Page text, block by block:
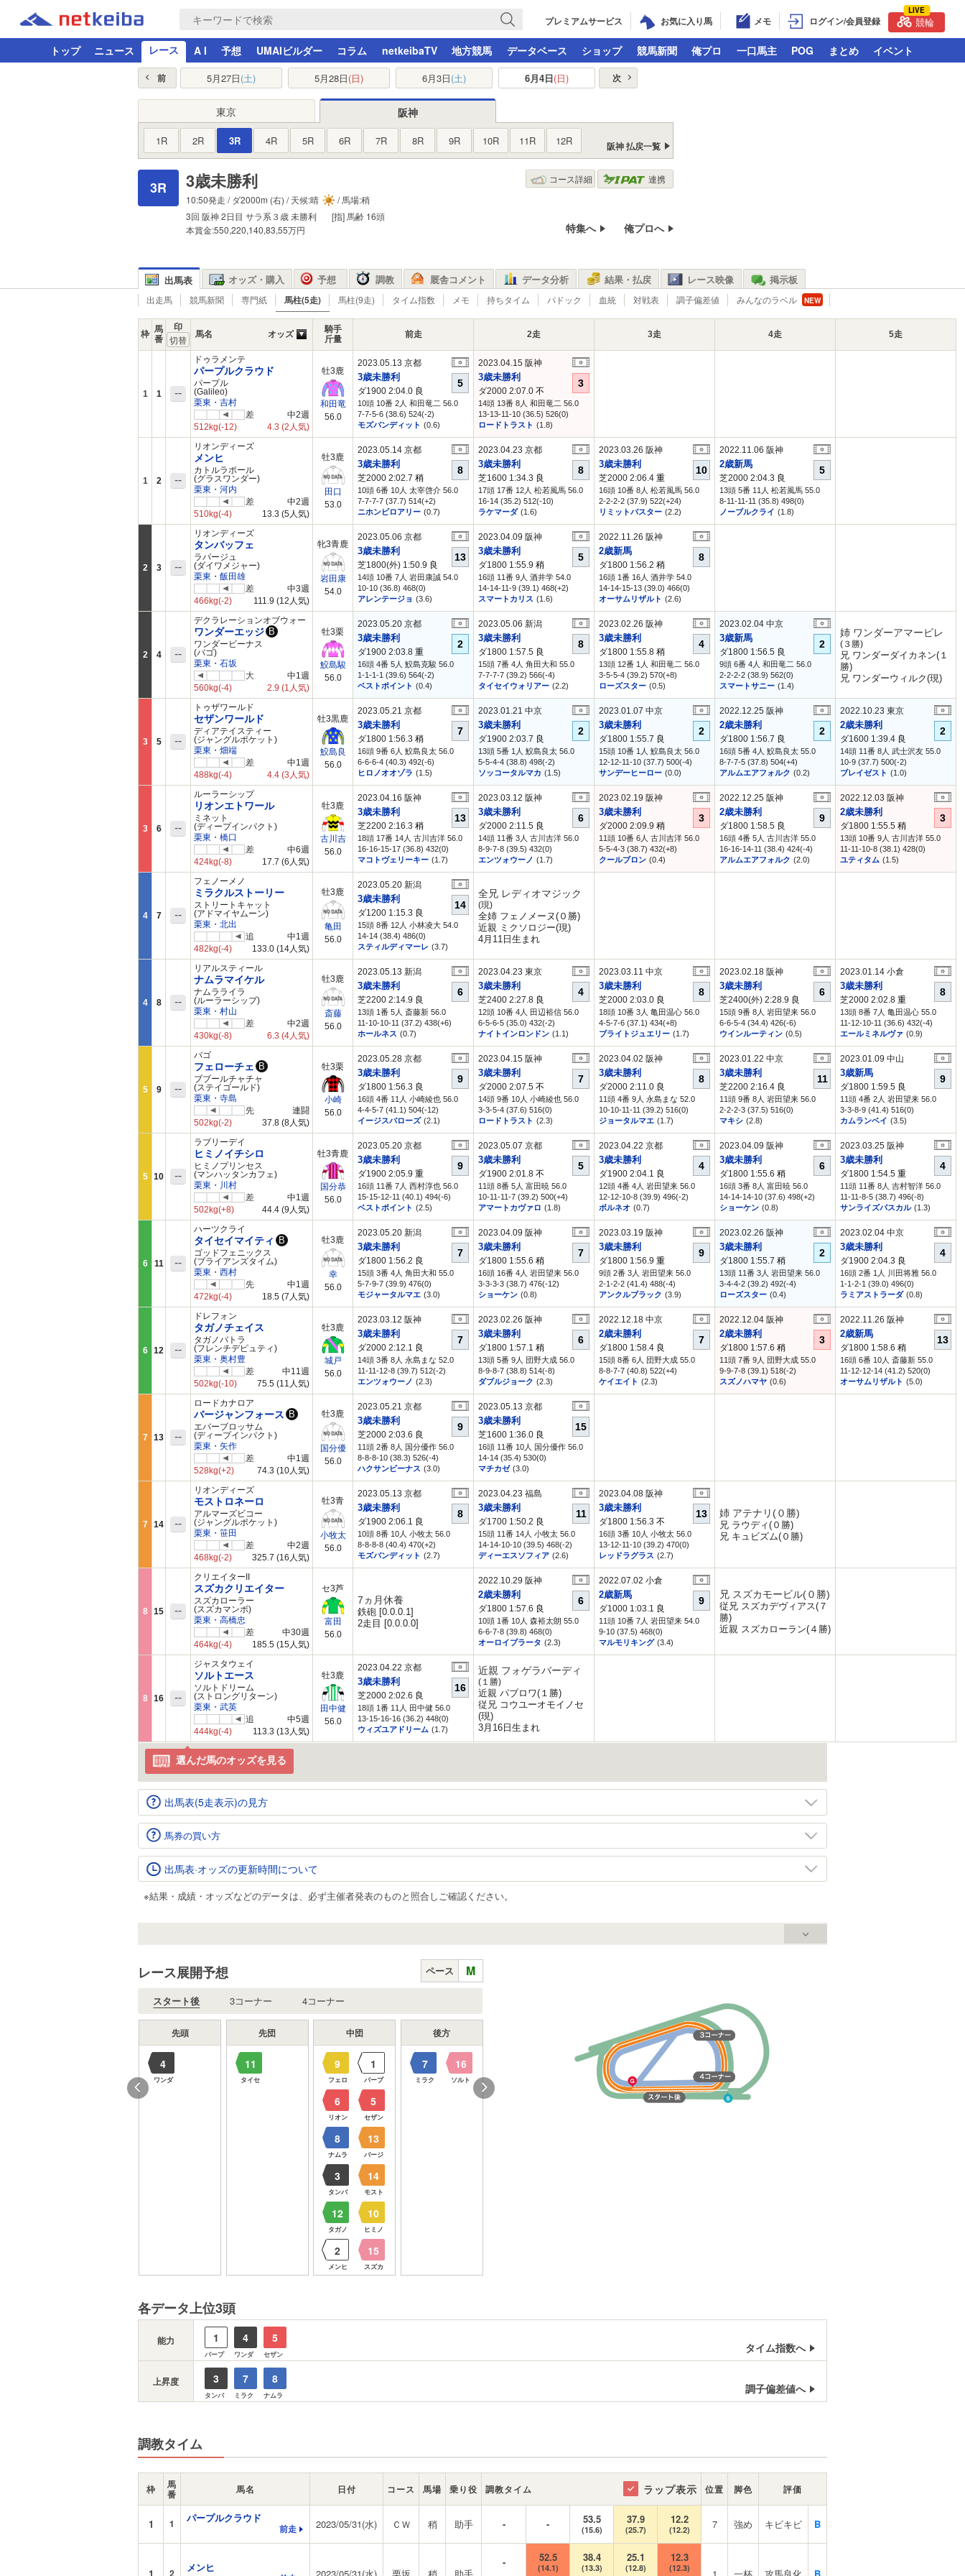
プレミアムサービス お気に入り馬 メモ ログイン/会員登録
LIVE
競輪
トップ ニュース レース A I 予想 UMAIビルダー コラム netkeibaTV 地方競馬 データベース ショップ 競馬新聞 俺プロ 一口馬主 POG まとめ イベント
前 5月27日(土) 5月28日(日) 6月3日(土) 6月4日(日) 次
東京 阪神
1R 2R 3R 4R 5R 6R 7R 8R 9R 10R 11R 12R
3R 3歳未勝利
10:50発走 /ダ2000m (右) / 天候:晴
/ 馬場:稍
3回 阪神2日目 サラ系３歳未勝利 [指] 馬齢 16頭
本賞金:550,220,140,83,55万円
阪神 払戻一覧
コース詳細 連携
特集へ 俺プロへ
出馬表 オッズ・購入 予想 調教 厩舎コメント データ分析 結果・払戻 レース映像 掲示板
出走馬 競馬新聞 専門紙 馬柱(5走) 馬柱(9走) タイム指数 メモ 持ちタイム パドック 血統 対戦表 調子偏差値 みんなのラベル
枠 馬
番
印
馬名 オッズ
騎手
斤量
前走 2走 3走 4走 5走
1 1 --
ドゥラメンテ
パープルクラウド
パープル
(Galileo)
栗東・吉村
差
中2週
512kg(-12) 4.3 (2人気)
牡3鹿
和田竜
56.0
2023.05.13 京都
5
3歳未勝利
ダ1900 2:04.0 良
10頭 10番 2人 和田竜二 56.0
7-7-5-6 (38.6) 524(-2)
モズバンディット (0.6)
2023.04.15 阪神
3
3歳未勝利
ダ2000 2:07.0 不
14頭 13番 8人 和田竜二 56.0
13-13-11-10 (36.5) 526(0)
ロードトラスト (1.8)
1 2 --
リオンディーズ
メンヒ
カトルラポール
(グラスワンダー)
栗東・河内
差
中2週
510kg(-4) 13.3 (5人気)
牡3鹿
田口
53.0
2023.05.14 京都
8
3歳未勝利
芝2000 2:02.7 稍
10頭 6番 10人 太宰啓介 56.0
7-7-7-7 (37.7) 514(+2)
ニホンピロアリー (0.7)
2023.04.23 京都
8
3歳未勝利
芝1600 1:34.3 良
17頭 17番 12人 松若風馬 56.0
16-14 (35.2) 512(-10)
ラケマーダ (1.6)
2023.03.26 阪神
10
3歳未勝利
芝2000 2:06.4 重
16頭 10番 8人 松若風馬 56.0
2-2-2-2 (37.9) 522(+24)
リミットバスター (2.2)
2022.11.06 阪神
5
2歳新馬
芝2000 2:04.3 良
13頭 5番 11人 松若風馬 55.0
8-11-11-11 (35.8) 498(0)
ノーブルクライ (1.8)
2 3 --
リオンディーズ
タンバッフェ
ラパージュ
(ダイワメジャー)
栗東・飯田雄
差
中3週
466kg(-2) 111.9 (12人気)
牝3青鹿
岩田康
54.0
2023.05.06 京都
13
3歳未勝利
芝1800(外) 1:50.9 良
14頭 10番 7人 岩田康誠 54.0
10-10 (36.8) 468(0)
アレンテージョ (3.6)
2023.04.09 阪神
5
3歳未勝利
ダ1800 1:55.9 稍
16頭 11番 9人 酒井学 54.0
14-14-11-9 (39.1) 468(+2)
スマートカリス (1.6)
2022.11.26 阪神
8
2歳新馬
ダ1800 1:56.2 稍
16頭 1番 16人 酒井学 54.0
14-14-15-13 (39.0) 466(0)
オーサムリザルト (2.6)
2 4 --
デクラレーションオブウォー
ワンダーエッジ B
ワンダービーナス
(バゴ)
栗東・石坂
大
中1週
560kg(-4) 2.9 (1人気)
牡3栗
鮫島駿
56.0
2023.05.20 京都
2
3歳未勝利
ダ1900 2:03.8 重
16頭 4番 5人 鮫島克駿 56.0
1-1-1-1 (39.6) 564(-2)
ベストポイント (0.4)
2023.05.06 新潟
8
3歳未勝利
ダ1800 1:57.5 良
15頭 7番 4人 角田大和 55.0
7-7-7-7 (39.2) 566(-4)
タイセイウォリアー (2.2)
2023.02.26 阪神
4
3歳未勝利
ダ1800 1:55.8 稍
13頭 12番 1人 和田竜二 56.0
3-5-5-4 (39.2) 570(+8)
ローズスター (0.5)
2023.02.04 中京
2
3歳新馬
ダ1800 1:56.5 良
9頭 6番 4人 和田竜二 56.0
2-2-2-2 (38.9) 562(0)
スマートサニー (1.4)
姉 ワンダーアマービレ
(３勝)
兄 ワンダーダイカネン(１
勝)
兄 ワンダーウィルク(現)
3 5 --
トゥザワールド
セザンワールド
ディアテイスティー
(ジャングルポケット)
栗東・畑端
差
中1週
488kg(-4) 4.4 (3人気)
牡3黒鹿
鮫島良
56.0
2023.05.21 京都
7
3歳未勝利
ダ1800 1:56.3 稍
16頭 9番 6人 鮫島良太 56.0
6-6-6-4 (40.3) 492(-6)
ヒロノオオゾラ (1.5)
2023.01.21 中京
2
3歳未勝利
ダ1900 2:03.7 良
13頭 5番 1人 鮫島良太 56.0
5-5-4-4 (38.8) 498(-2)
ソッコータルマカ (1.5)
2023.01.07 中京
2
3歳未勝利
ダ1800 1:55.7 良
15頭 10番 1人 鮫島良太 56.0
12-12-11-10 (37.7) 500(-4)
サンデーヒーロー (0.0)
2022.12.25 阪神
2
2歳未勝利
ダ1800 1:56.7 良
16頭 5番 4人 鮫島良太 55.0
8-7-7-5 (37.8) 504(+4)
アルムエアフォルク (0.2)
2022.10.23 東京
2
2歳未勝利
ダ1600 1:39.4 良
14頭 11番 8人 武士沢友 55.0
10-9 (37.7) 500(-2)
ブレイゼスト (1.0)
3 6 --
ルーラーシップ
リオンエトワール
ミネット
(ディープインパクト)
栗東・橋口
差
中6週
424kg(-8) 17.7 (6人気)
牡3鹿
古川吉
56.0
2023.04.16 阪神
13
3歳未勝利
芝2200 2:16.3 稍
18頭 17番 14人 古川吉洋 56.0
16-16-15-17 (36.8) 432(0)
マコトヴェリーキー (1.7)
2023.03.12 阪神
6
3歳未勝利
ダ2000 2:11.5 良
14頭 11番 3人 古川吉洋 56.0
8-9-7-8 (39.5) 432(0)
エンツォウーノ (1.7)
2023.02.19 阪神
3
3歳未勝利
ダ2000 2:09.9 稍
11頭 10番 6人 古川吉洋 56.0
5-5-4-3 (38.7) 432(+8)
クールブロン (0.4)
2022.12.25 阪神
9
2歳未勝利
ダ1800 1:58.5 良
16頭 4番 5人 古川吉洋 55.0
16-16-14-11 (38.4) 424(-4)
アルムエアフォルク (2.0)
2022.12.03 阪神
3
2歳未勝利
ダ1800 1:55.5 稍
13頭 10番 9人 古川吉洋 55.0
11-11-10-8 (38.1) 428(0)
ユティタム (1.5)
4 7 --
フェノーメノ
ミラクルストーリー
ストリートキャット
(アドマイヤムーン)
栗東・北出
追
中1週
482kg(-4) 133.0 (14人気)
牡3鹿
亀田
56.0
2023.05.20 新潟
14
3歳未勝利
ダ1200 1:15.3 良
15頭 8番 12人 小林凌大 54.0
14-14 (38.4) 486(0)
スティルディマーレ (3.7)
全兄 レディオマジック
(現)
全姉 フェノメーヌ(０勝)
近親 ミクソロジー(現)
4月11日生まれ
4 8 --
リアルスティール
ナムラマイケル
ナムラライラ
(ルーラーシップ)
栗東・村山
差
中2週
430kg(-8) 6.3 (4人気)
牡3鹿
斎藤
56.0
2023.05.13 新潟
6
3歳未勝利
芝2200 2:14.9 良
13頭 1番 5人 斎藤新 56.0
11-10-10-11 (37.2) 438(+6)
ホールネス (0.7)
2023.04.23 東京
4
3歳未勝利
芝2400 2:27.8 良
12頭 10番 4人 田辺裕信 56.0
6-5-6-5 (35.0) 432(-2)
ナイトインロンドン (1.1)
2023.03.11 中京
8
3歳未勝利
芝2000 2:03.0 良
18頭 10番 3人 亀田温心 56.0
4-5-7-6 (37.1) 434(+8)
ブライトジュエリー (1.7)
2023.02.18 阪神
6
3歳未勝利
芝2400(外) 2:28.9 良
15頭 9番 8人 岩田望来 56.0
6-6-5-4 (34.4) 426(-6)
ウインルーティン (0.5)
2023.01.14 小倉
8
3歳未勝利
芝2000 2:02.8 重
13頭 8番 7人 亀田温心 55.0
11-12-10-11 (36.6) 432(-4)
エールミネルヴァ (0.9)
5 9 --
バゴ
フェローチェ B
ブブールチャチャ
(ステイゴールド)
栗東・寺島
先
連闘
502kg(-2) 37.8 (8人気)
牡3栗
小崎
56.0
2023.05.28 京都
9
3歳未勝利
ダ1800 1:56.3 良
16頭 4番 11人 小崎綾也 56.0
4-4-5-7 (41.1) 504(-12)
イージスバローズ (2.1)
2023.04.15 阪神
7
3歳未勝利
ダ2000 2:07.5 不
14頭 9番 10人 小崎綾也 56.0
3-3-5-4 (37.6) 516(0)
ロードトラスト (2.3)
2023.04.02 阪神
8
3歳未勝利
ダ2000 2:11.0 良
11頭 4番 9人 永島まな 52.0
10-10-11-11 (39.2) 516(0)
ジョータルマエ (1.7)
2023.01.22 中京
11
3歳未勝利
芝2200 2:16.4 良
11頭 9番 8人 岩田望来 56.0
2-2-2-3 (37.5) 516(0)
マキシ (2.8)
2023.01.09 中山
9
3歳新馬
ダ1800 1:59.5 良
11頭 4番 2人 岩田望来 56.0
3-3-8-9 (41.4) 516(0)
カムランベイ (3.5)
5 10 --
ラブリーデイ
ヒミノイチシロ
ヒミノプリンセス
(マンハッタンカフェ)
栗東・川村
差
中1週
502kg(+8) 44.4 (9人気)
牡3青鹿
国分恭
56.0
2023.05.20 京都
9
3歳未勝利
ダ1900 2:05.9 重
16頭 11番 7人 西村淳也 56.0
15-15-12-11 (40.1) 494(-6)
ベストポイント (2.5)
2023.05.07 京都
5
3歳未勝利
ダ1900 2:01.8 不
11頭 8番 5人 富田暁 56.0
10-11-11-7 (39.2) 500(+4)
アマートカヴァロ (1.8)
2023.04.22 京都
4
3歳未勝利
ダ1900 2:04.1 良
12頭 4番 4人 岩田望来 56.0
12-12-10-8 (39.9) 496(-2)
ボルネオ (0.7)
2023.04.09 阪神
6
3歳未勝利
ダ1800 1:55.6 稍
16頭 3番 8人 富田暁 56.0
14-14-14-10 (37.6) 498(+2)
ショーケン (0.8)
2023.03.25 阪神
4
3歳未勝利
ダ1800 1:54.5 重
11頭 11番 8人 吉村智洋 56.0
11-11-8-5 (38.7) 496(-8)
サンライズパスカル (1.3)
6 11 --
ハーツクライ
タイセイマイティ B
ゴッドフェニックス
(ブライアンズタイム)
栗東・西村
先
中1週
472kg(-4) 18.5 (7人気)
牡3鹿
幸
56.0
2023.05.20 新潟
7
3歳未勝利
ダ1800 1:56.2 良
15頭 3番 4人 角田大和 55.0
5-7-9-7 (39.9) 476(0)
モジャータルマエ (3.0)
2023.04.09 阪神
7
3歳未勝利
ダ1800 1:55.6 稍
16頭 16番 4人 岩田望来 56.0
3-3-3-3 (38.7) 476(-12)
ショーケン (0.8)
2023.03.19 阪神
9
3歳未勝利
ダ1800 1:56.9 重
9頭 2番 3人 岩田望来 56.0
2-1-2-2 (41.4) 488(-4)
アンクルブラック (3.9)
2023.02.26 阪神
2
3歳未勝利
ダ1800 1:55.7 稍
13頭 11番 3人 岩田望来 56.0
3-4-4-2 (39.2) 492(-4)
ローズスター (0.4)
2023.02.04 中京
4
3歳未勝利
ダ1900 2:04.3 良
16頭 2番 1人 川田将雅 56.0
1-1-2-1 (39.0) 496(0)
ラミアストラーダ (0.8)
6 12 --
ドレフォン
タガノチェイス
タガノバトラ
(フレンチデピュティ)
栗東・奥村豊
差
中11週
502kg(-10) 75.5 (11人気)
牡3鹿
城戸
56.0
2023.03.12 阪神
7
3歳未勝利
ダ2000 2:12.1 良
14頭 3番 8人 永島まな 52.0
11-11-12-8 (39.7) 512(-2)
エンツォウーノ (2.3)
2023.02.26 阪神
6
3歳未勝利
ダ1800 1:57.1 稍
13頭 5番 9人 団野大成 56.0
8-9-8-7 (38.8) 514(-8)
ダブルジョーク (2.3)
2022.12.18 中京
7
2歳未勝利
ダ1800 1:58.4 良
15頭 8番 6人 団野大成 55.0
8-8-7-7 (40.8) 522(+4)
ケイエイト (2.3)
2022.12.04 阪神
3
2歳未勝利
ダ1800 1:57.6 稍
11頭 7番 9人 団野大成 55.0
9-9-7-8 (39.1) 518(-2)
スズノハマヤ (0.6)
2022.11.26 阪神
13
2歳新馬
ダ1800 1:58.6 稍
16頭 6番 10人 斎藤新 55.0
11-12-12-14 (41.2) 520(0)
オーサムリザルト (5.0)
7 13 --
ロードカナロア
バージャンフォース B
エバーブロッサム
(ディープインパクト)
栗東・矢作
差
中1週
528kg(+2) 74.3 (10人気)
牡3鹿
国分優
56.0
2023.05.21 京都
9
3歳未勝利
芝2000 2:03.6 良
11頭 2番 8人 国分優作 56.0
8-8-8-10 (38.3) 526(-4)
ハクサンビーナス (3.0)
2023.05.13 京都
15
3歳未勝利
芝1600 1:36.0 良
16頭 11番 10人 国分優作 56.0
14-14 (35.4) 530(0)
マチカゼ (3.0)
7 14 --
リオンディーズ
モストロネーロ
アルマーズビコー
(ジャングルポケット)
栗東・笹田
差
中2週
468kg(-2) 325.7 (16人気)
牡3青
小牧太
56.0
2023.05.13 京都
8
3歳未勝利
ダ1900 2:06.1 良
10頭 8番 10人 小牧太 56.0
8-8-8-8 (40.4) 470(+2)
モズバンディット (2.7)
2023.04.23 福島
11
3歳未勝利
ダ1700 1:50.2 良
15頭 11番 14人 小牧太 56.0
14-14-10-10 (39.5) 468(-2)
ディーエスソフィア (2.6)
2023.04.08 阪神
13
3歳未勝利
ダ1800 1:56.3 不
16頭 3番 10人 小牧太 56.0
13-12-11-10 (39.2) 470(0)
レッドラグラス (2.7)
姉 アテナリ(０勝)
兄 ラウディ(０勝)
兄 キュビズム(０勝)
8 15 --
クリエイターII
スズカクリエイター
スズカローラー
(スズカマンボ)
栗東・高橋忠
差
中30週
464kg(-4) 185.5 (15人気)
セ3芦
富田
56.0
7ヵ月休養
鉄砲 [0.0.0.1]
2走目 [0.0.0.0]
2022.10.29 阪神
6
2歳未勝利
ダ1800 1:57.6 良
10頭 1番 10人 森裕太朗 55.0
6-6-7-8 (39.8) 468(0)
オーロイプラータ (2.3)
2022.07.02 小倉
9
2歳新馬
ダ1000 1:03.1 良
11頭 10番 7人 岩田望来 54.0
9-10 (37.5) 468(0)
マルモリキング (3.4)
兄 スズカモービル(０勝)
従兄 スズカデヴィアス(７
勝)
近親 スズカローラン(４勝)
8 16 --
ジャスタウェイ
ソルトエース
ソルトドリーム
(ストロングリターン)
栗東・武英
追
中5週
444kg(-4) 113.3 (13人気)
牡3鹿
田中健
56.0
2023.04.22 京都
16
3歳未勝利
芝2000 2:02.6 良
18頭 1番 11人 田中健 56.0
13-15-16-16 (36.2) 448(0)
ウィズユアドリーム (1.7)
近親 フォゲラバーディ
(１勝)
近親 パブロワ(１勝)
従兄 コウユーオモイノセ
(現)
3月16日生まれ
選んだ馬のオッズを見る
出馬表(5走表示)の見方
馬券の買い方
出馬表·オッズの更新時間について
※結果・成績・オッズなどのデータは、必ず主催者発表のものと照合しご確認ください。
レース展開予想 ペース M
スタート後 3コーナー 4コーナー
先頭
4
ワンダ
先団
11
タイセ
中団
9
フェロ
1
パープ
6
リオン
5
セザン
8
ナムラ
13
バージ
3
タンバ
14
モスト
12
タガノ
10
ヒミノ
2
メンヒ
15
スズカ
後方
7
ミラク
16
ソルト
先団
11
タイセ パープ
5
中団
ナムラ
13
バージ
3 14
12
タガノ
各データ上位3頭
能力 1
パープ
4
ワンダ
5
セザン タイム指数へ
上昇度 3
タンバ
7
ミラク
8
ナムラ 調子偏差値へ
調教タイム
枠 馬
番 馬名 日付 コース 馬場 乗り役 調教タイム ラップ表示 位置 脚色 評価
1 1 パープルクラウド
前走 2023/05/31(水) ＣＷ 稍 助手 - - 53.5
(15.6)
37.9
(25.7)
12.2
(12.2) 7 強め キビキビ B
2 メンヒ - 52.5
(14.1)
38.4
(13.3)
25.1
(12.8)
12.3
(12.3)